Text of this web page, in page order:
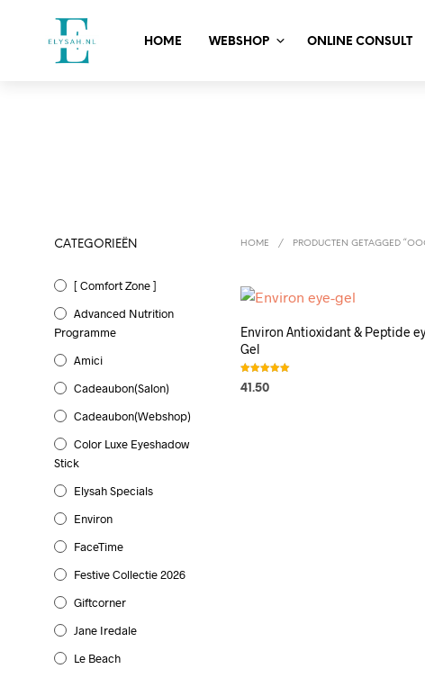
HOME WEBSHOP ONLINE CONSULT
CATEGORIEËN
[ Comfort Zone ]
Advanced Nutrition
Programme
Amici
Cadeaubon(salon)
Cadeaubon(webshop)
Color Luxe Eyeshadow
Stick
Elysah Specials
Environ
FaceTime
Festive Collectie 2026
Giftcorner
Jane Iredale
Le Beach
HOME / PRODUCTEN GETAGGED
Environ Antioxidant & Peptide
Gel
Gewaardeerd
4.75
41.50